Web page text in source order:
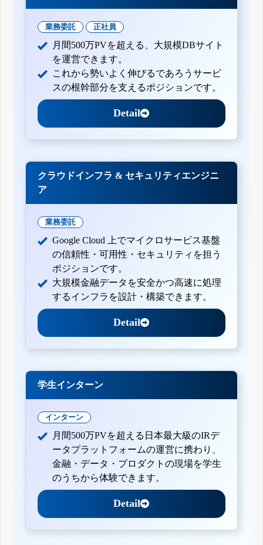
業務委託 正社員
月間500万PVを超える、大規模DBサイト
を運営できます。
これから勢いよく伸びるであろうサービ
スの根幹部分を支えるポジションです。
Detail
クラウドインフラ & セキュリティエンジニ
ア
業務委託
Google Cloud 上でマイクロサービス基盤
の信頼性・可用性・セキュリティを担う
ポジションです。
大規模金融データを安全かつ高速に処理
するインフラを設計・構築できます。
Detail
学生インターン
インターン
月間500万PVを超える日本最大級のIRデ
ータプラットフォームの運営に携わり、
金融・データ・プロダクトの現場を学生
のうちから体験できます。
Detail